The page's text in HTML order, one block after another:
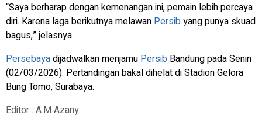
“Saya berharap dengan kemenangan ini, pemain lebih percaya
diri. Karena laga berikutnya melawan Persibyang punya skuad
bagus,” jelasnya.
Persebayadijadwalkan menjamu Persib Bandung pada Senin
(02/03/2026). Pertandingan bakal dihelat di Stadion Gelora
Bung Tomo, Surabaya.
Editor : A.M Azany